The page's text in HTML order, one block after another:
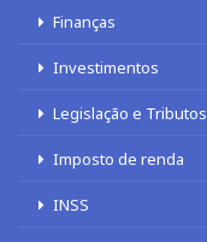
Finanças
Investimentos
Legislação e Tributos
Imposto de renda
INSS